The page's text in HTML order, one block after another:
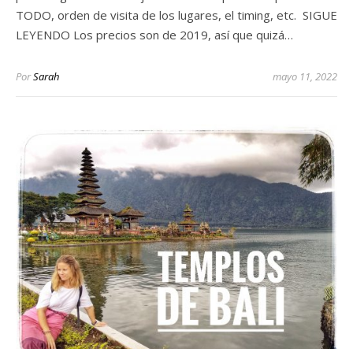
TODO, orden de visita de los lugares, el timing, etc. SIGUE
LEYENDO Los precios son de 2019, así que quizá…
PorSarah mayo 11, 2022